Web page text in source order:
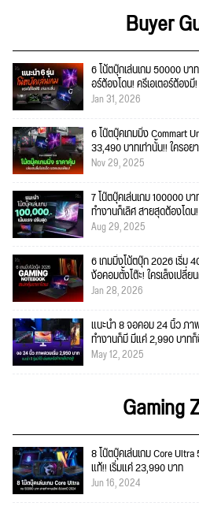
Buyer
6 โน้ตบุ๊กเล่นเกม 50000 บ
อร์ต้องโดน! ครีเอเตอร์ต้อง
Jan 31, 2026
6 โน๊ตบุ๊คเกมมิ่ง Commart
33,490 บาทเท่านั้น!! ใครอย
Nov 29, 2025
7 โน๊ตบุ๊คเล่นเกม 100000 บ
ทำงานก็เลิศ สายสุดต้องโดน!
Aug 29, 2025
6 เกมมิ่งโน้ตบุ๊ก 2026 เริ่ม
ง้อคอมตั้งโต๊ะ! ใครเล็งเปลี่
Jan 28, 2026
แนะนำ 8 จอคอม 24 นิ้ว ภา
ทำงานก็มี มีแค่ 2,990 บาท
May 12, 2025
Gaming
8 โน๊ตบุ๊คเล่นเกม Core
แท้!! เริ่มแค่ 23,990 บาท
Jun 16, 2024